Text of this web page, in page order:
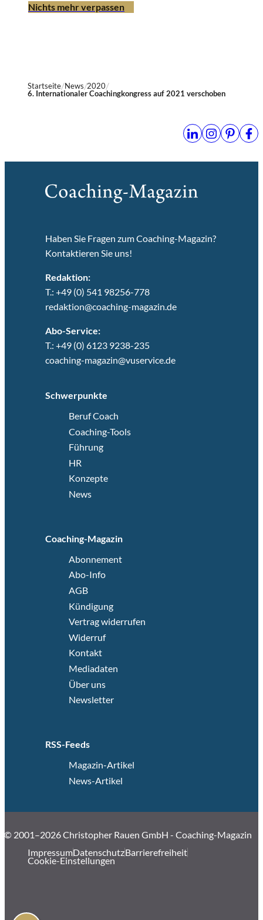
Nichts mehr verpassen
Startseite News 2020
6. Internationaler Coachingkongress auf 2021 verschoben
Haben Sie Fragen zum Coaching-Magazin?
Kontaktieren Sie uns!
Redaktion:
T.: +49 (0) 541 98256-778
redaktion@coaching-magazin.de
Abo-Service:
T.: +49 (0) 6123 9238-235
coaching-magazin@vuservice.de
Schwerpunkte
Beruf Coach
Coaching-Tools
Führung
HR
Konzepte
News
Coaching-Magazin
Abonnement
Abo-Info
AGB
Kündigung
Vertrag widerrufen
Widerruf
Kontakt
Mediadaten
Über uns
Newsletter
RSS-Feeds
Magazin-Artikel
News-Artikel
© 2001–2026 Christopher Rauen GmbH - Coaching-Magazin
ImpressumDatenschutzBarrierefreiheit
Cookie-Einstellungen